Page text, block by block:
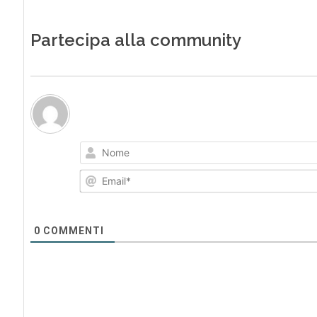
Partecipa alla community
0 COMMENTI